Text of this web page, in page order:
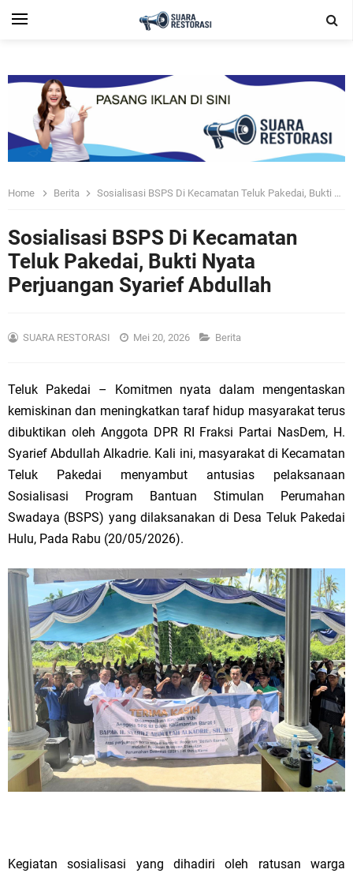
Home Berita Sosialisasi BSPS Di Kecamatan Teluk Pakedai, Bukti Nyata Perjuangan Syarief Abdullah
Sosialisasi BSPS Di Kecamatan
Teluk Pakedai, Bukti Nyata
Perjuangan Syarief Abdullah
SUARA RESTORASI Mei 20, 2026 Berita
Teluk Pakedai – Komitmen nyata dalam mengentaskan
kemiskinan dan meningkatkan taraf hidup masyarakat terus
dibuktikan oleh Anggota DPR RI Fraksi Partai NasDem, H.
Syarief Abdullah Alkadrie. Kali ini, masyarakat di Kecamatan
Teluk Pakedai menyambut antusias pelaksanaan
Sosialisasi Program Bantuan Stimulan Perumahan
Swadaya (BSPS) yang dilaksanakan di Desa Teluk Pakedai
Hulu, Pada Rabu (20/05/2026).
Kegiatan sosialisasi yang dihadiri oleh ratusan warga